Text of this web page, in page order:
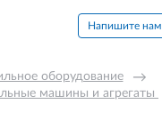
Напишите нам
оборудование →
машины и агрегаты